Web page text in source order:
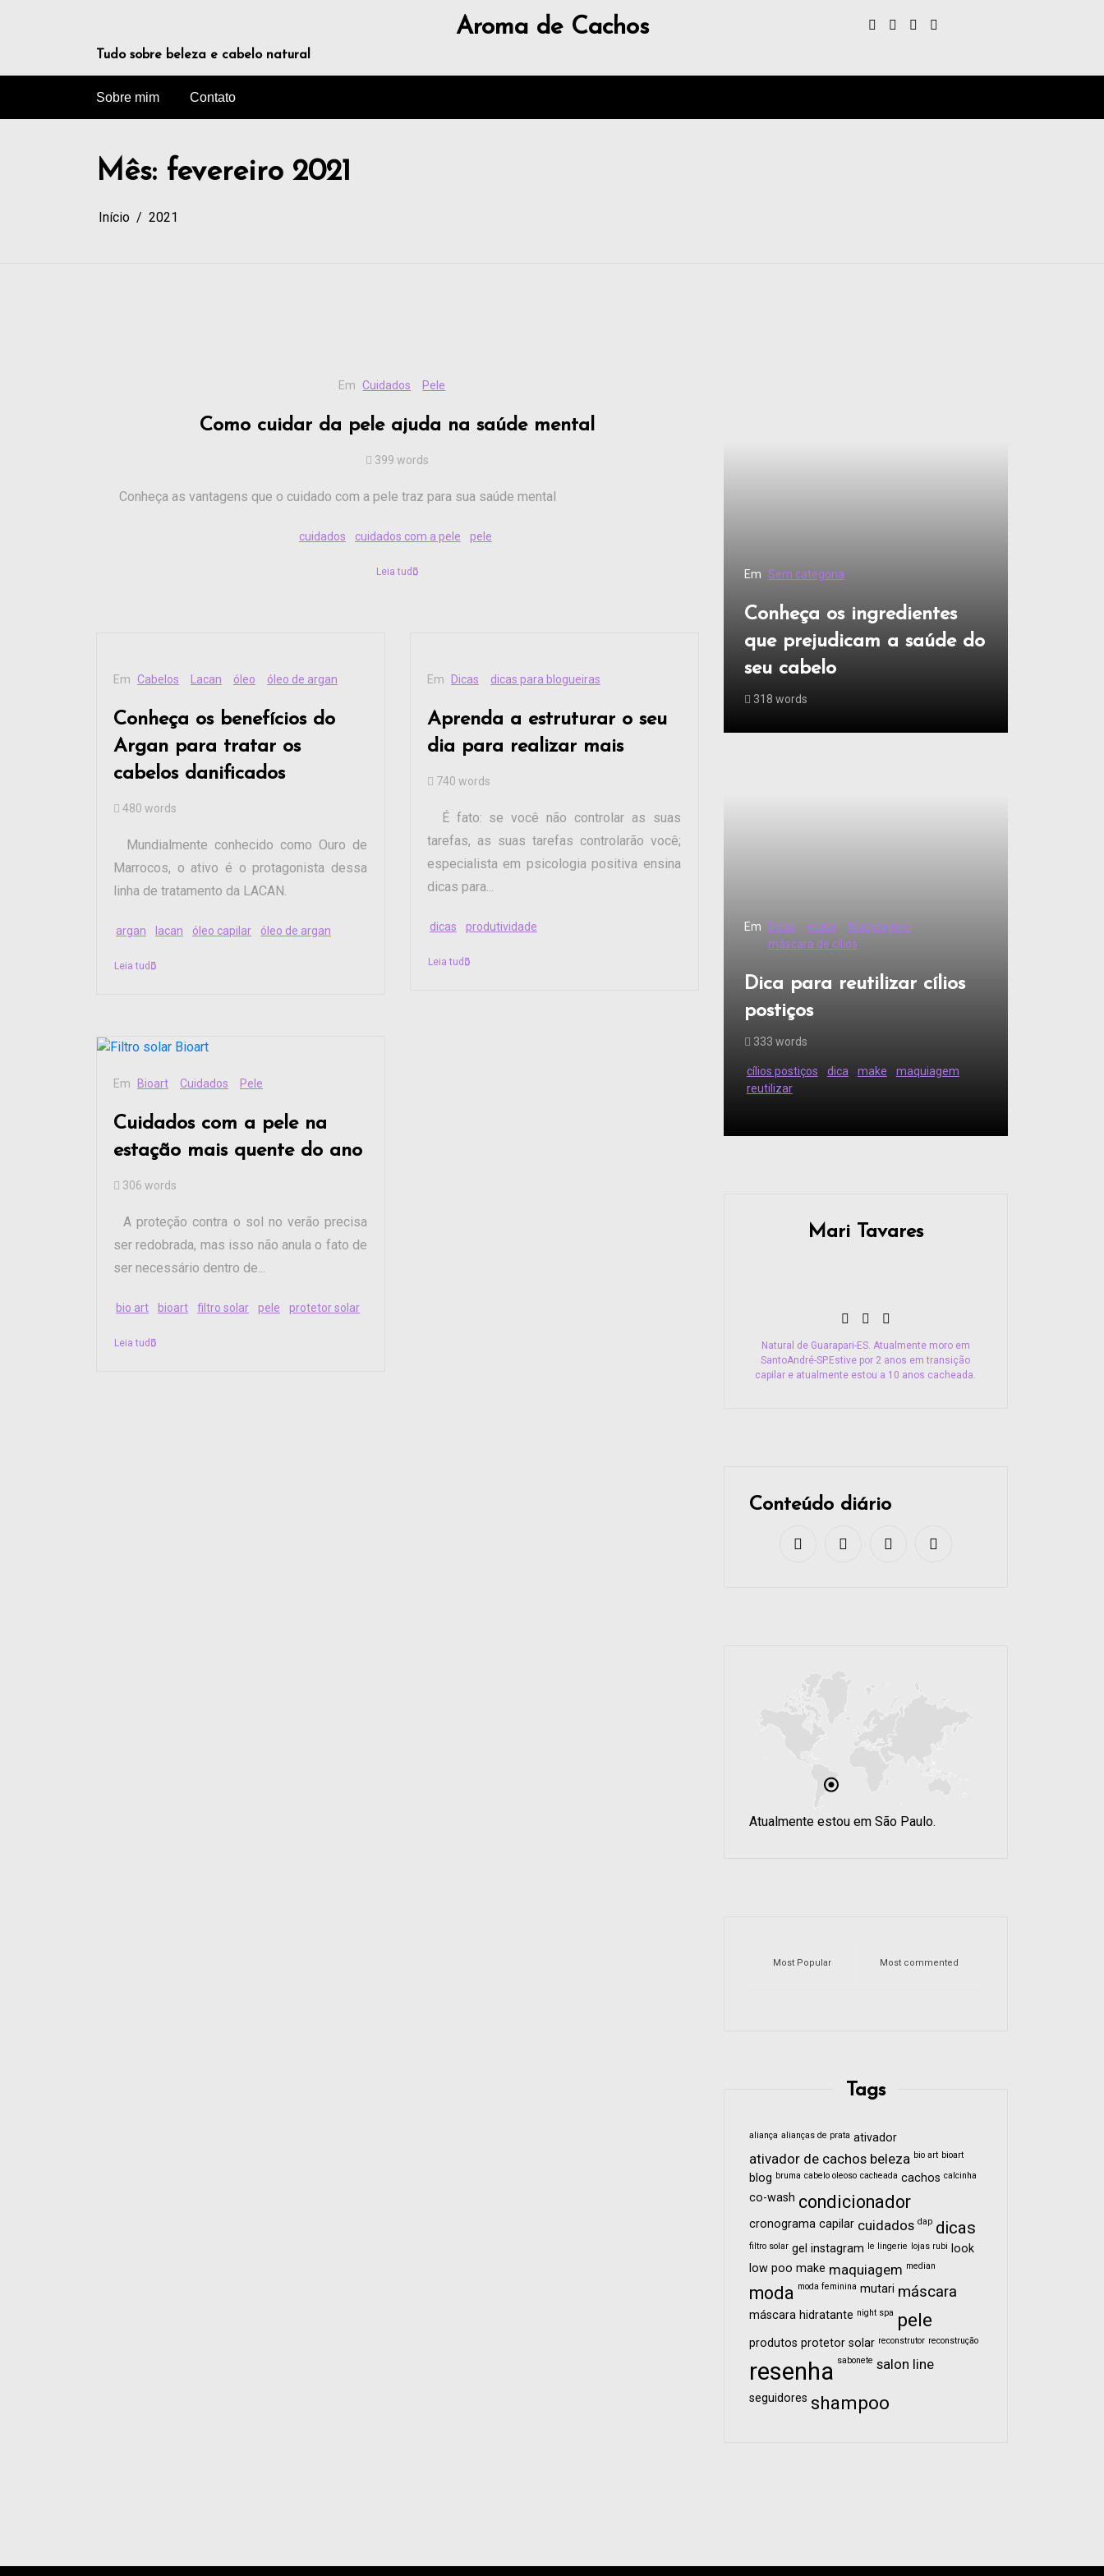
Aroma de Cachos
Tudo sobre beleza e cabelo natural
Sobre mim Contato
Mês: fevereiro 2021
Início 2021
Em Cuidados Pele
Como cuidar da pele ajuda na saúde mental
399 words
Conheça as vantagens que o cuidado com a pele traz para sua saúde mental
cuidados cuidados com a pele pele
Leia tudo
Em Cabelos Lacan óleo óleo de argan
Conheça os benefícios do
Argan para tratar os
cabelos danificados
480 words
Mundialmente conhecido como Ouro de
Marrocos, o ativo é o protagonista dessa
linha de tratamento da LACAN.
argan lacan óleo capilar óleo de argan
Leia tudo
Em Bioart Cuidados Pele
Cuidados com a pele na
estação mais quente do ano
306 words
A proteção contra o sol no verão precisa
ser redobrada, mas isso não anula o fato de
ser necessário dentro de...
bio art bioart filtro solar pele protetor solar
Leia tudo
Em Dicas dicas para blogueiras
Aprenda a estruturar o seu
dia para realizar mais
740 words
É fato: se você não controlar as suas
tarefas, as suas tarefas controlarão você;
especialista em psicologia positiva ensina
dicas para...
dicas produtividade
Leia tudo
Em Sem categoria
Conheça os ingredientes
que prejudicam a saúde do
seu cabelo
318 words
Em Dicas make
Maquiagem
máscara de cílios
Dica para reutilizar cílios
postiços
333 words
cílios postiços dica make
maquiagem
reutilizar
Mari Tavares
Natural de Guarapari-ES. Atualmente moro em
SantoAndré-SP.Estive por 2 anos em transição
capilar e atualmente estou a 10 anos cacheada.
Conteúdo diário
Atualmente estou em São Paulo.
Most Popular Most commented
Tags
aliança alianças de prata ativador
ativador de cachos beleza bio art bioart
blog bruma cabelo oleoso cacheada cachos calcinha
co-wash condicionador
cronograma capilar cuidados dap dicas
filtro solar gel instagram le lingerie lojas rubi
look
low poo make maquiagem median
moda moda feminina mutari máscara
máscara hidratante night spa pele
produtos protetor solar reconstrutor reconstrução
resenha sabonete salon line
seguidores shampoo